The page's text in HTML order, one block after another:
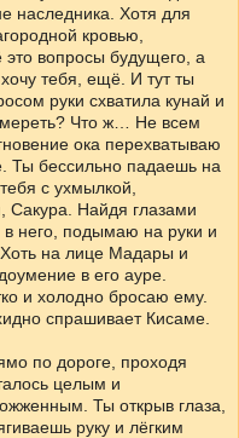
наследника. Хотя для
кровью,
вопросы будущего, а
тебя, ещё. И тут ты
руки схватила кунай и
Что ж… Не всем
ока перехватываю
Ты бессильно падаешь на
с ухмылкой,
Сакура. Найдя глазами
него, подымаю на руки и
на лице Мадары и
в его ауре.
и холодно бросаю ему.
спрашивает Кисаме.
по дороге, проходя
целым и
Ты открыв глаза,
руку и лёгким